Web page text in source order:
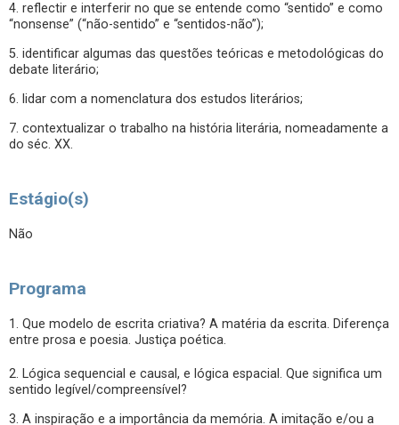
4. reflectir e interferir no que se entende como “sentido” e como
“nonsense” (“não-sentido” e “sentidos-não”);
5. identificar algumas das questões teóricas e metodológicas do
debate literário;
6. lidar com a nomenclatura dos estudos literários;
7. contextualizar o trabalho na história literária, nomeadamente a
do séc. XX.
Estágio(s)
Não
Programa
1. Que modelo de escrita criativa? A matéria da escrita. Diferença
entre prosa e poesia. Justiça poética.
2. Lógica sequencial e causal, e lógica espacial. Que significa um
sentido legível/compreensível?
3. A inspiração e a importância da memória. A imitação e/ou a